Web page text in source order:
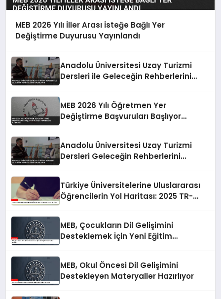
MEB 2026 Yılı İller Arası İsteğe Bağlı Yer
Değiştirme Duyurusu Yayınlandı
Anadolu Üniversitesi Uzay Turizmi
Dersleri ile Geleceğin Rehberlerini
MEB 2026 Yılı Öğretmen Yer
Değiştirme Başvuruları Başlıyor
Anadolu Üniversitesi Uzay Turizmi
Dersleri Geleceğin Rehberlerini
Türkiye Üniversitelerine Uluslararası
Öğrencilerin Yol Haritası: 2025 TR-
MEB, Çocukların Dil Gelişimini
Desteklemek İçin Yeni Eğitim
MEB, Okul Öncesi Dil Gelişimini
Destekleyen Materyaller Hazırlıyor